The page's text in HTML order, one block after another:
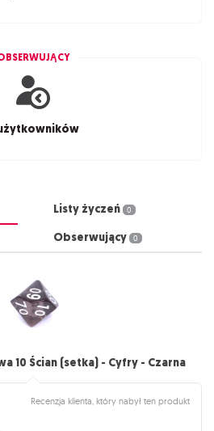
Listy życzeń 0
Obserwujący 0
10 Ścian (setka) - Cyfry - Czarna
Recenzja klienta, który nabył ten produkt